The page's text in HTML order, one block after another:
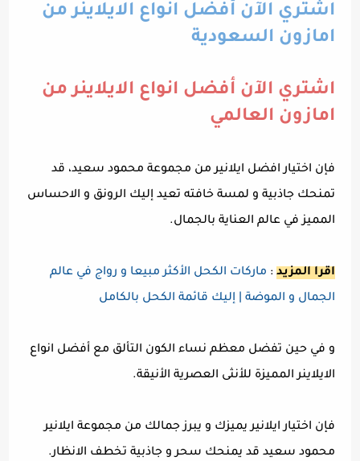
اشتري الآن أفضل انواع الايلاينر من
امازون السعودية
اشتري الآن أفضل انواع الايلاينر من
امازون العالمي
فإن اختيار افضل ايلانير من مجموعة محمود سعيد، قد
تمنحك جاذبية و لمسة خافته تعيد إليك الرونق و الاحساس
المميز في عالم العناية بالجمال.
اقرا المزيد : ماركات الكحل الأكثر مبيعا و رواج في عالم
الجمال و الموضة | إليك قائمة الكحل بالكامل
و في حين تفضل معظم نساء الكون التألق مع أفضل انواع
الايلاينر المميزة للأنثى العصرية الأنيقة.
فإن اختيار ايلانير يميزك و يبرز جمالك من مجموعة ايلانير
محمود سعيد قد يمنحك سحر و جاذبية تخطف الانظار.